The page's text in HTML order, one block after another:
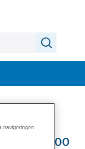
9100
navigeringen